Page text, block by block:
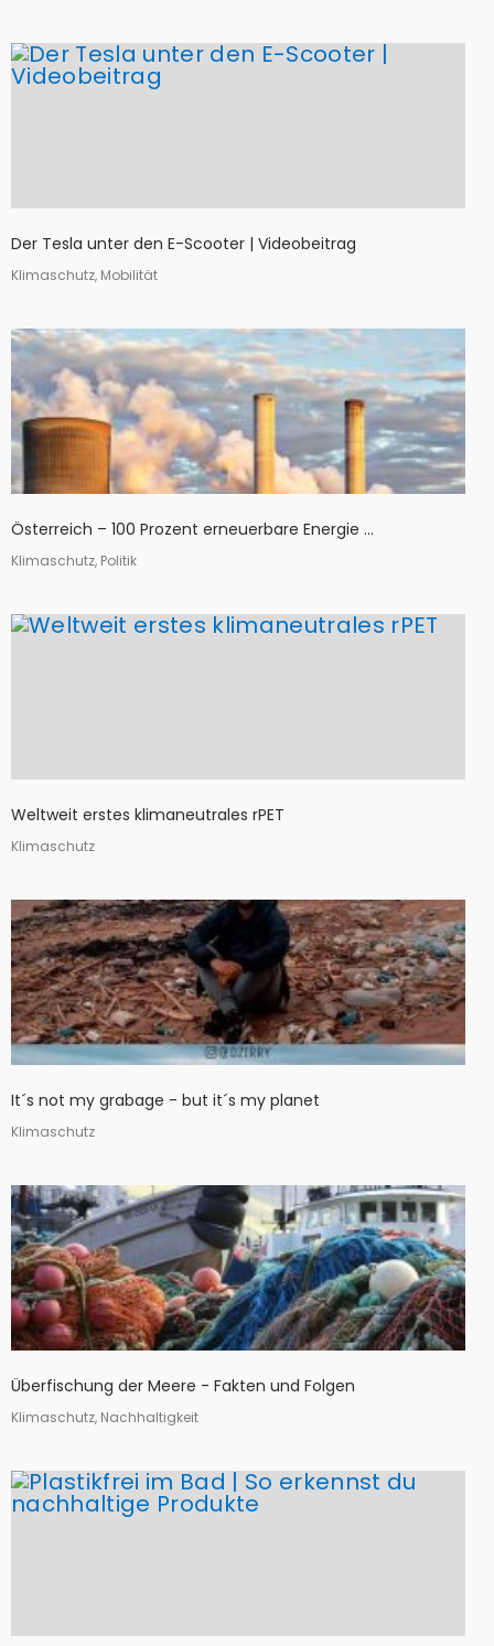
Der Tesla unter den E-Scooter | Videobeitrag
Klimaschutz, Mobilität
Österreich – 100 Prozent erneuerbare Energie ...
Klimaschutz, Politik
Weltweit erstes klimaneutrales rPET
Klimaschutz
It´s not my grabage - but it´s my planet
Klimaschutz
Überfischung der Meere - Fakten und Folgen
Klimaschutz, Nachhaltigkeit